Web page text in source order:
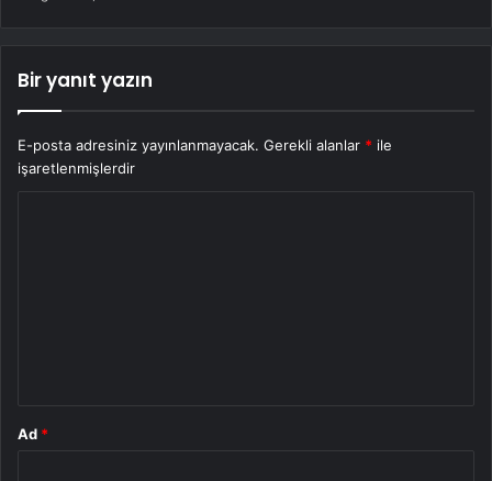
Bir yanıt yazın
E-posta adresiniz yayınlanmayacak. Gerekli alanlar * ile
işaretlenmişlerdir
Ad *